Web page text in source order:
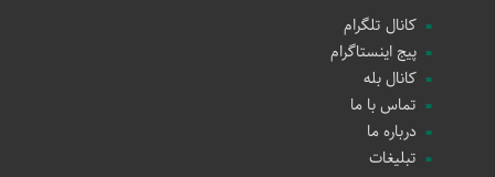
کانال تلگرام
پیج اینستاگرام
کانال بله
تماس با ما
درباره ما
تبلیغات